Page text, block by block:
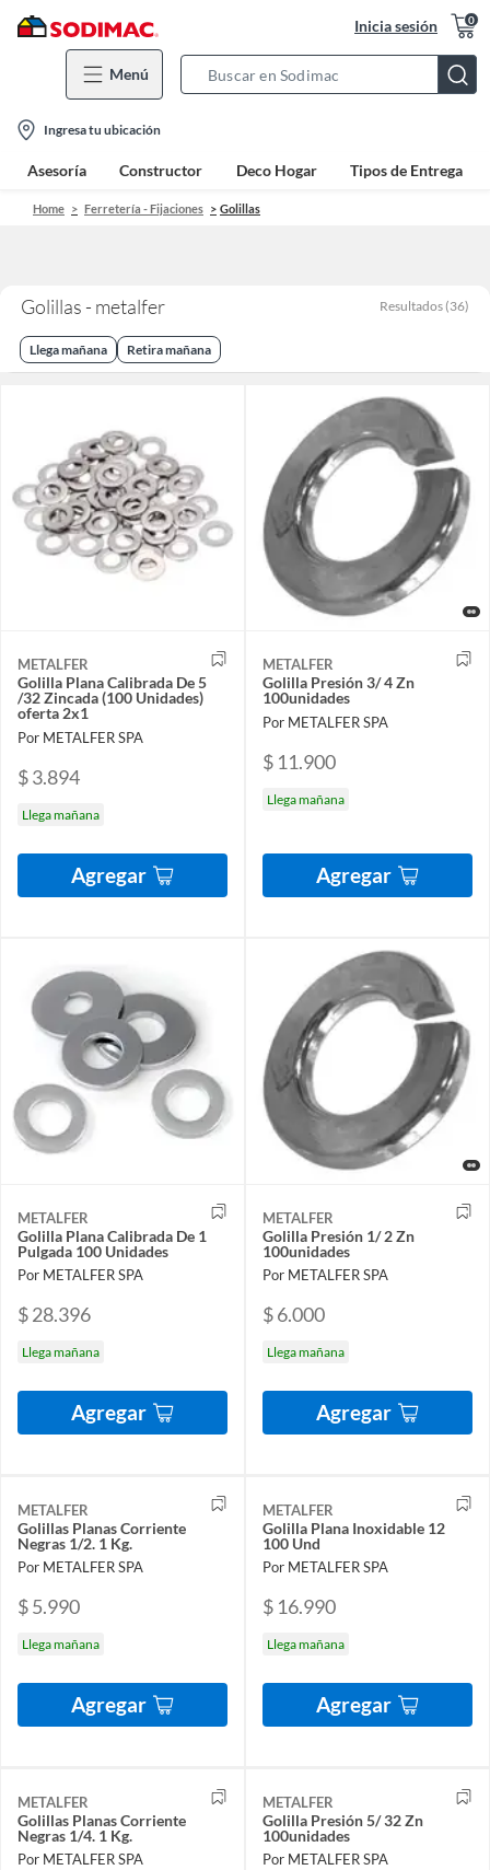
Inicia sesión 0
Menú
Bar
location-
icon
Ingresa tu ubicación
Asesoría Constructor Deco Hogar Tipos de Entrega
Home Ferretería - Fijaciones Golillas
Golillas - metalfer Resultados (36)
Llega mañana Retira mañana
METALFER
Golilla Plana Calibrada De 5
/32 Zincada (100 Unidades)
oferta 2x1
Por METALFER SPA
$ 3.894
Llega mañana
Agregar
METALFER
Golilla Presión 3/ 4 Zn
100unidades
Por METALFER SPA
$ 11.900
Llega mañana
Agregar
METALFER
Golilla Plana Calibrada De 1
Pulgada 100 Unidades
Por METALFER SPA
$ 28.396
Llega mañana
Agregar
METALFER
Golilla Presión 1/ 2 Zn
100unidades
Por METALFER SPA
$ 6.000
Llega mañana
Agregar
METALFER
Golillas Planas Corriente
Negras 1/2. 1 Kg.
Por METALFER SPA
$ 5.990
Llega mañana
Agregar
METALFER
Golilla Plana Inoxidable 12
100 Und
Por METALFER SPA
$ 16.990
Llega mañana
Agregar
METALFER
Golillas Planas Corriente
Negras 1/4. 1 Kg.
Por METALFER SPA
METALFER
Golilla Presión 5/ 32 Zn
100unidades
Por METALFER SPA